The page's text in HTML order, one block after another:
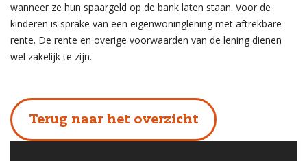
wanneer ze hun spaargeld op de bank laten staan. Voor de
kinderen is sprake van een eigenwoninglening met aftrekbare
rente. De rente en overige voorwaarden van de lening dienen
wel zakelijk te zijn.
Terug naar het overzicht